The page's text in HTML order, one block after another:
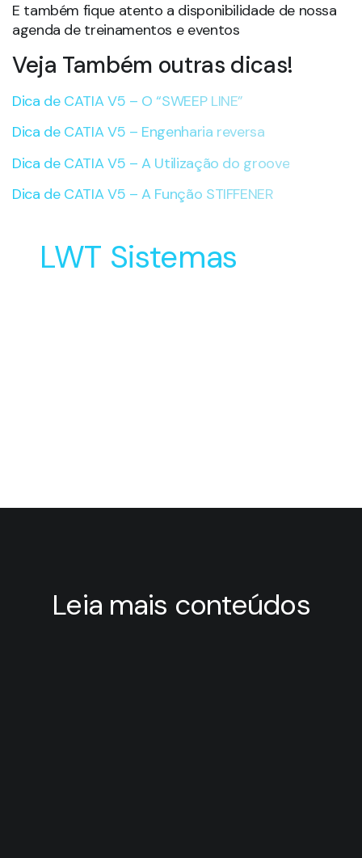
E também fique atento a disponibilidade de nossa
agenda de treinamentos e eventos
Veja Também outras dicas!
Dica de CATIA V5 – O “SWEEP LINE”
Dica de CATIA V5 – Engenharia reversa
Dica de CATIA V5 – A Utilização do groove
Dica de CATIA V5 – A Função STIFFENER
LWT Sistemas
Leia mais conteúdos